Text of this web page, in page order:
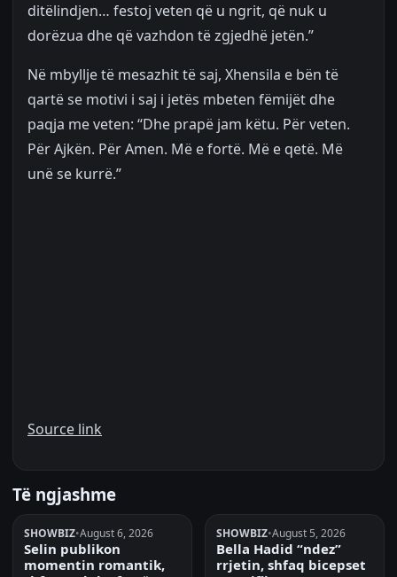
ditëlindjen… festoj veten që u ngrit, që nuk u
dorëzua dhe që vazhdon të zgjedhë jetën.”
Në mbyllje të mesazhit të saj, Xhensila e bën të
qartë se motivi i saj i jetës mbeten fëmijët dhe
paqja me veten: “Dhe prapë jam këtu. Për veten.
Për Ajkën. Për Amen. Më e fortë. Më e qetë. Më
unë se kurrë.”
Source link
Të ngjashme
SHOWBIZ•August 6, 2026
Selin publikon
momentin romantik,
SHOWBIZ•August 5, 2026
Bella Hadid “ndez”
rrjetin, shfaq bicepset